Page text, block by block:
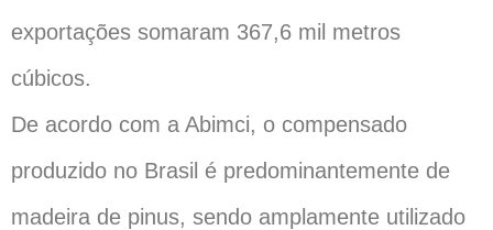
exportações somaram 367,6 mil metros
cúbicos.
De acordo com a Abimci, o compensado
produzido no Brasil é predominantemente de
madeira de pinus, sendo amplamente utilizado